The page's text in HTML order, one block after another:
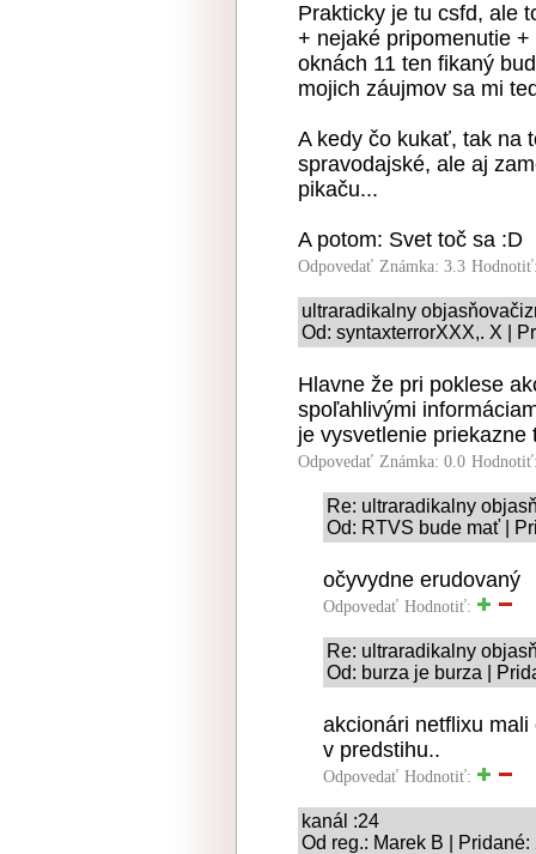
Prakticky je tu csfd, ale
+ nejaké pripomenutie
oknách 11 ten fikaný
mojich záujmov sa mi
A kedy čo kukať, tak na
spravodajské, ale aj
pikaču...
A potom: Svet toč sa :D
Odpovedať Známka: 3.3
ultraradikalny
Od: syntaxterrorXXX,. X |
Hlavne že pri poklese
spoľahlivými
je vysvetlenie priekazne
Odpovedať Známka: 0.0
Re: ultraradikalny
Od: RTVS bude mať |
očyvydne erudovaný
Odpovedať Hodnotiť:
Re: ultraradikalny
Od: burza je burza |
akcionári netflixu
v predstihu..
Odpovedať Hodnotiť:
kanál :24
Od reg.: Marek B |